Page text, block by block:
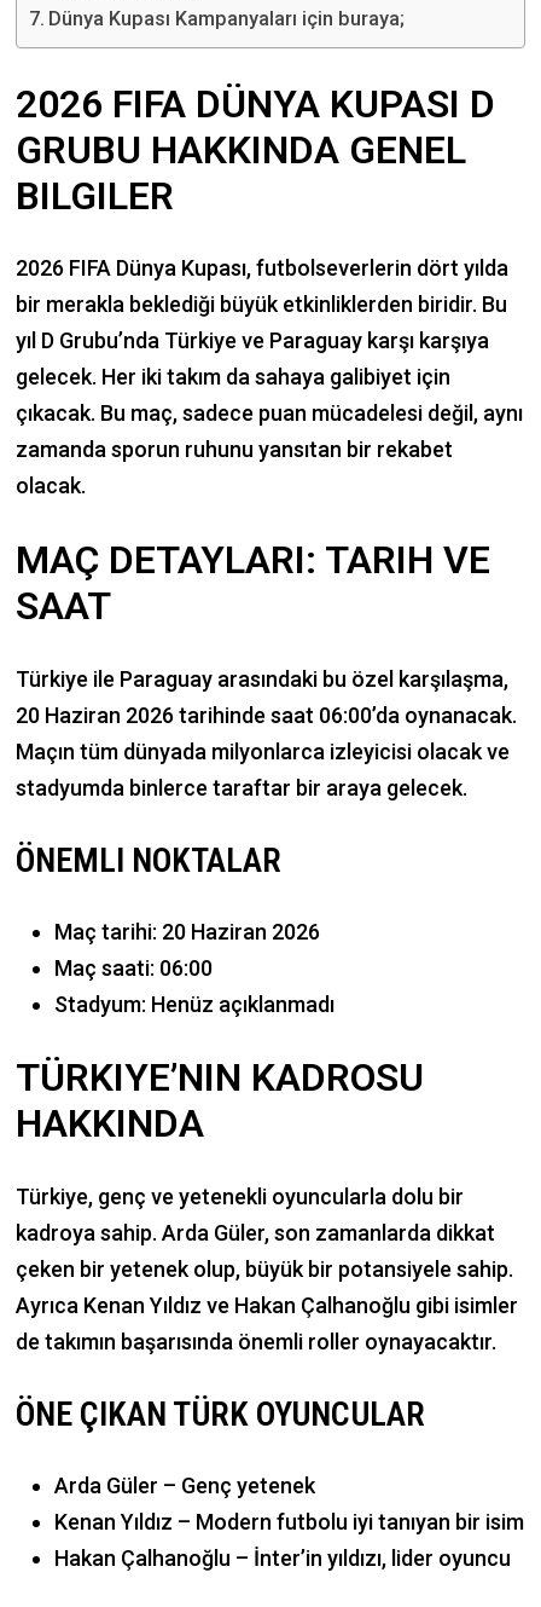
Dünya Kupası Kampanyaları için buraya;
2026 FIFA DÜNYA KUPASI D
GRUBU HAKKINDA GENEL
BILGILER
2026 FIFA Dünya Kupası, futbolseverlerin dört yılda
bir merakla beklediği büyük etkinliklerden biridir. Bu
yıl D Grubu’nda Türkiye ve Paraguay karşı karşıya
gelecek. Her iki takım da sahaya galibiyet için
çıkacak. Bu maç, sadece puan mücadelesi değil, aynı
zamanda sporun ruhunu yansıtan bir rekabet
olacak.
MAÇ DETAYLARI: TARIH VE
SAAT
Türkiye ile Paraguay arasındaki bu özel karşılaşma,
20 Haziran 2026 tarihinde saat 06:00’da oynanacak.
Maçın tüm dünyada milyonlarca izleyicisi olacak ve
stadyumda binlerce taraftar bir araya gelecek.
ÖNEMLI NOKTALAR
Maç tarihi: 20 Haziran 2026
Maç saati: 06:00
Stadyum: Henüz açıklanmadı
TÜRKIYE’NIN KADROSU
HAKKINDA
Türkiye, genç ve yetenekli oyuncularla dolu bir
kadroya sahip. Arda Güler, son zamanlarda dikkat
çeken bir yetenek olup, büyük bir potansiyele sahip.
Ayrıca Kenan Yıldız ve Hakan Çalhanoğlu gibi isimler
de takımın başarısında önemli roller oynayacaktır.
ÖNE ÇIKAN TÜRK OYUNCULAR
Arda Güler – Genç yetenek
Kenan Yıldız – Modern futbolu iyi tanıyan bir isim
Hakan Çalhanoğlu – İnter’in yıldızı, lider oyuncu